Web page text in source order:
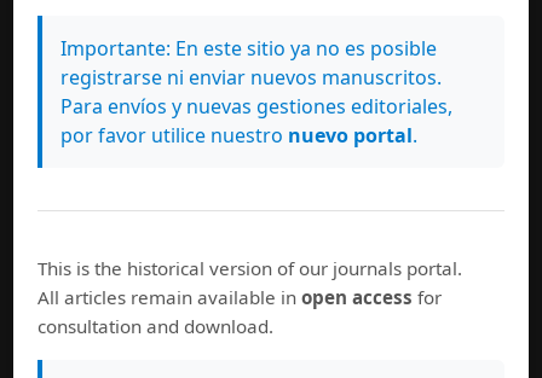
CORE
Dimensions
ISIDORE
OpenAire
Directorios
Directory of Open Access Journals
Journals for Free
Sicultura
Importante: En este sitio ya no es posible
registrarse ni enviar nuevos manuscritos.
Para envíos y nuevas gestiones editoriales,
por favor utilice nuestro nuevo portal.
This is the historical version of our journals portal.
All articles remain available inopen access for
consultation and download.